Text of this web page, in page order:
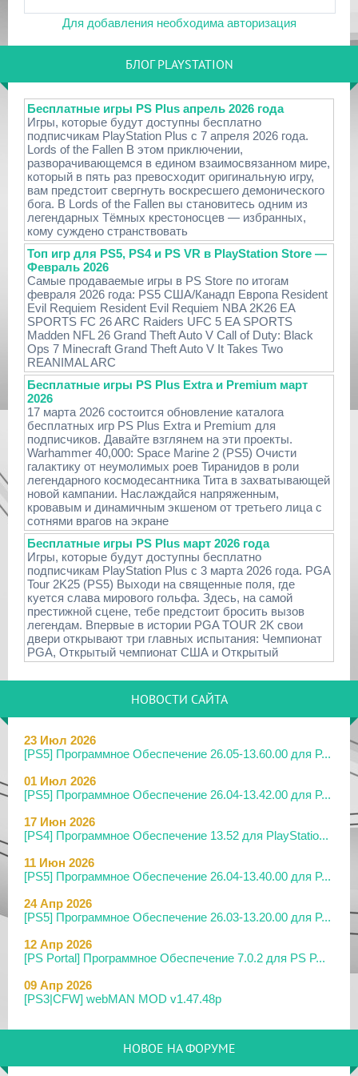
Для добавления необходима авторизация
БЛОГ PLAYSTATION
Бесплатные игры PS Plus апрель 2026 года
Игры, которые будут доступны бесплатно
подписчикам PlayStation Plus с 7 апреля 2026 года.
Lords of the Fallen В этом приключении,
разворачивающемся в едином взаимосвязанном мире,
который в пять раз превосходит оригинальную игру,
вам предстоит свергнуть воскресшего демонического
бога. В Lords of the Fallen вы становитесь одним из
легендарных Тёмных крестоносцев — избранных,
кому суждено странствовать
Топ игр для PS5, PS4 и PS VR в PlayStation Store —
Февраль 2026
Самые продаваемые игры в PS Store по итогам
февраля 2026 года: PS5 США/Канадп Европа Resident
Evil Requiem Resident Evil Requiem NBA 2K26 EA
SPORTS FC 26 ARC Raiders UFC 5 EA SPORTS
Madden NFL 26 Grand Theft Auto V Call of Duty: Black
Ops 7 Minecraft Grand Theft Auto V It Takes Two
REANIMAL ARC
Бесплатные игры PS Plus Extra и Premium март
2026
17 марта 2026 состоится обновление каталога
бесплатных игр PS Plus Extra и Premium для
подписчиков. Давайте взглянем на эти проекты.
Warhammer 40,000: Space Marine 2 (PS5) Очисти
галактику от неумолимых роев Тиранидов в роли
легендарного космодесантника Тита в захватывающей
новой кампании. Наслаждайся напряженным,
кровавым и динамичным экшеном от третьего лица с
сотнями врагов на экране
Бесплатные игры PS Plus март 2026 года
Игры, которые будут доступны бесплатно
подписчикам PlayStation Plus с 3 марта 2026 года. PGA
Tour 2K25 (PS5) Выходи на священные поля, где
куется слава мирового гольфа. Здесь, на самой
престижной сцене, тебе предстоит бросить вызов
легендам. Впервые в истории PGA TOUR 2K свои
двери открывают три главных испытания: Чемпионат
PGA, Открытый чемпионат США и Открытый
НОВОСТИ САЙТА
23 Июл 2026
[PS5] Программное Обеспечение 26.05-13.60.00 для P...
01 Июл 2026
[PS5] Программное Обеспечение 26.04-13.42.00 для P...
17 Июн 2026
[PS4] Программное Обеспечение 13.52 для PlayStatio...
11 Июн 2026
[PS5] Программное Обеспечение 26.04-13.40.00 для P...
24 Апр 2026
[PS5] Программное Обеспечение 26.03-13.20.00 для P...
12 Апр 2026
[PS Portal] Программное Обеспечение 7.0.2 для PS P...
09 Апр 2026
[PS3|CFW] webMAN MOD v1.47.48p
19 Мар 2026
НОВОЕ НА ФОРУМЕ